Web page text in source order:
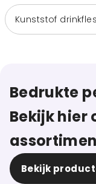
Kunststof
Bedrukte
Bekijk hier
Bekijk